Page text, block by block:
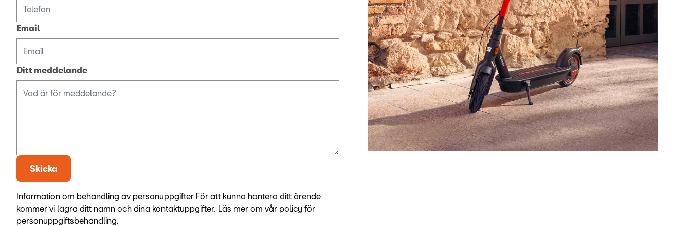
Email
Ditt meddelande
Skicka
Information om behandling av personuppgifter För att kunna hantera ditt ärende
kommer vi lagra ditt namn och dina kontaktuppgifter. Läs mer om vår policy för
personuppgiftsbehandling.